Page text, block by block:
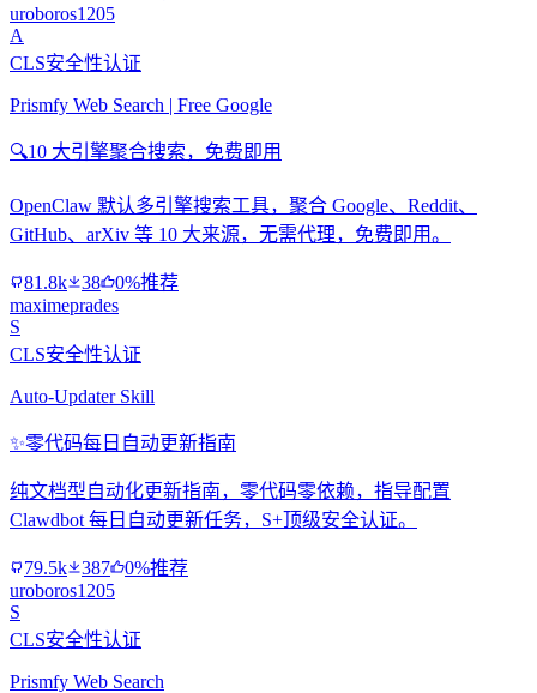
uroboros1205
A
CLS安全性认证
Prismfy Web Search | Free Google
🔍10 大引擎聚合搜索，免费即用
OpenClaw 默认多引擎搜索工具，聚合 Google、Reddit、
GitHub、arXiv 等 10 大来源，无需代理，免费即用。
81.8k 38
0%推荐
maximeprades
S
CLS安全性认证
Auto-Updater Skill
✨零代码每日自动更新指南
纯文档型自动化更新指南，零代码零依赖，指导配置
Clawdbot 每日自动更新任务，S+顶级安全认证。
79.5k 387
0%推荐
uroboros1205
S
CLS安全性认证
Prismfy Web Search